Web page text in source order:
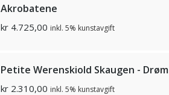
Akrobatene
kr 4.725,00 inkl. 5% kunstavgift
Petite Werenskiold Skaugen - Drøm
kr 2.310,00 inkl. 5% kunstavgift